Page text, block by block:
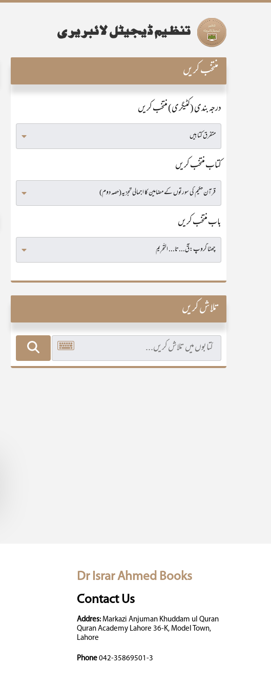
منتخب کریں
درجہ بندی (کٹیگری) منتخب کریں
کتاب منتخب کریں
باب منتخب کریں
تلاش کریں
Dr Israr Ahmed Books
Contact Us
Addres:Markazi Anjuman Khuddam ul Quran
Quran Academy Lahore 36-K, Model Town,
Lahore
Phone 042-35869501-3